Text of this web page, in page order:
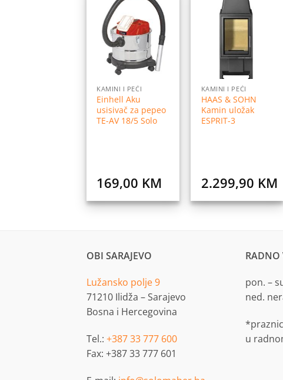
Dodaj
na
listu
želja
KAMINI I PEĆI
Einhell Aku
usisivač za pepeo
TE-AV 18/5 Solo
169,00 KM
KAMINI I PEĆI
HAAS & SOHN
Kamin uložak
ESPRIT-3
2.299,90 KM
OBI SARAJEVO
Lužansko polje 9
71210 Ilidža – Sarajevo
Bosna i Hercegovina
Tel.: +387 33 777 600
Fax: +387 33 777 601
RADNO
pon. –
ned.
u